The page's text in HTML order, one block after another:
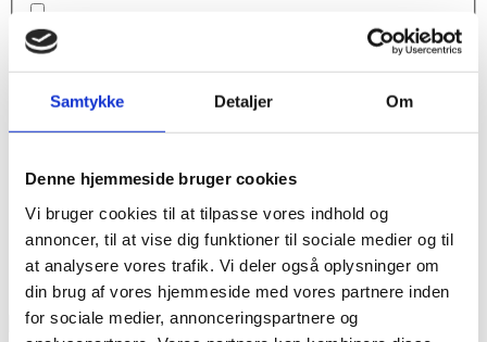
Samtykke Detaljer Om
Denne hjemmeside bruger cookies
Vi bruger cookies til at tilpasse vores indhold og
annoncer, til at vise dig funktioner til sociale medier og til
at analysere vores trafik. Vi deler også oplysninger om
din brug af vores hjemmeside med vores partnere inden
for sociale medier, annonceringspartnere og
Thomas Collogne
Vignoble Ollivier-Cottenceau
Weinreich